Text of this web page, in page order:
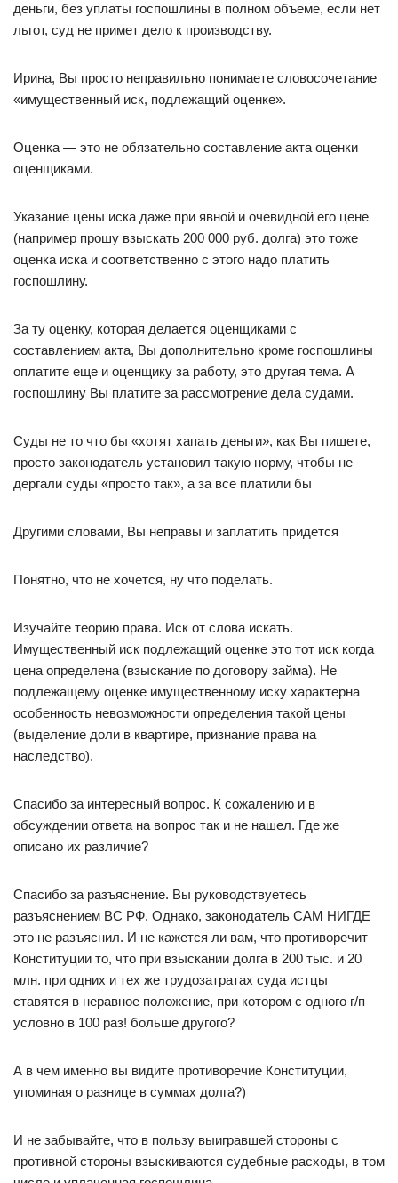
деньги, без уплаты госпошлины в полном объеме, если нет
льгот, суд не примет дело к производству.
Ирина, Вы просто неправильно понимаете словосочетание
«имущественный иск, подлежащий оценке».
Оценка — это не обязательно составление акта оценки
оценщиками.
Указание цены иска даже при явной и очевидной его цене
(например прошу взыскать 200 000 руб. долга) это тоже
оценка иска и соответственно с этого надо платить
госпошлину.
За ту оценку, которая делается оценщиками с
составлением акта, Вы дополнительно кроме госпошлины
оплатите еще и оценщику за работу, это другая тема. А
госпошлину Вы платите за рассмотрение дела судами.
Суды не то что бы «хотят хапать деньги», как Вы пишете,
просто законодатель установил такую норму, чтобы не
дергали суды «просто так», а за все платили бы
Другими словами, Вы неправы и заплатить придется
Понятно, что не хочется, ну что поделать.
Изучайте теорию права. Иск от слова искать.
Имущественный иск подлежащий оценке это тот иск когда
цена определена (взыскание по договору займа). Не
подлежащему оценке имущественному иску характерна
особенность невозможности определения такой цены
(выделение доли в квартире, признание права на
наследство).
Спасибо за интересный вопрос. К сожалению и в
обсуждении ответа на вопрос так и не нашел. Где же
описано их различие?
Спасибо за разъяснение. Вы руководствуетесь
разъяснением ВС РФ. Однако, законодатель САМ НИГДЕ
это не разъяснил. И не кажется ли вам, что противоречит
Конституции то, что при взыскании долга в 200 тыс. и 20
млн. при одних и тех же трудозатратах суда истцы
ставятся в неравное положение, при котором с одного г/п
условно в 100 раз! больше другого?
А в чем именно вы видите противоречие Конституции,
упоминая о разнице в суммах долга?)
И не забывайте, что в пользу выигравшей стороны с
противной стороны взыскиваются судебные расходы, в том